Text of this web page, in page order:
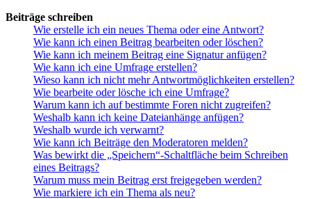
Beiträge schreiben
Wie erstelle ich ein neues Thema oder eine Antwort?
Wie kann ich einen Beitrag bearbeiten oder löschen?
Wie kann ich meinem Beitrag eine Signatur anfügen?
Wie kann ich eine Umfrage erstellen?
Wieso kann ich nicht mehr Antwortmöglichkeiten erstellen?
Wie bearbeite oder lösche ich eine Umfrage?
Warum kann ich auf bestimmte Foren nicht zugreifen?
Weshalb kann ich keine Dateianhänge anfügen?
Weshalb wurde ich verwarnt?
Wie kann ich Beiträge den Moderatoren melden?
Was bewirkt die „Speichern“-Schaltfläche beim Schreiben
eines Beitrags?
Warum muss mein Beitrag erst freigegeben werden?
Wie markiere ich ein Thema als neu?